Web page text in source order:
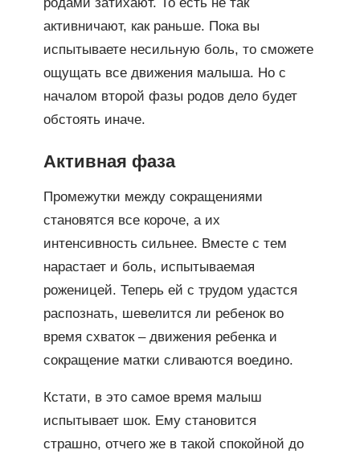
активничают, как раньше. Пока вы
испытываете несильную боль, то сможете
ощущать все движения малыша. Но с
началом второй фазы родов дело будет
обстоять иначе.
Активная фаза
Промежутки между сокращениями
становятся все короче, а их
интенсивность сильнее. Вместе с тем
нарастает и боль, испытываемая
роженицей. Теперь ей с трудом удастся
распознать, шевелится ли ребенок во
время схваток – движения ребенка и
сокращение матки сливаются воедино.
Кстати, в это самое время малыш
испытывает шок. Ему становится
страшно, отчего же в такой спокойной до